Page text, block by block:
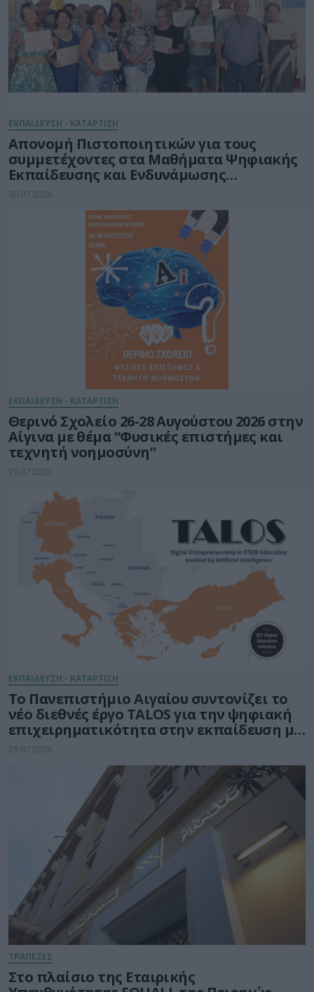
ΕΚΠΑΙΔΕΥΣΗ - ΚΑΤΑΡΤΙΣΗ
Απονομή Πιστοποιητικών για τους
συμμετέχοντες στα Μαθήματα Ψηφιακής
Εκπαίδευσης και Ενδυνάμωσης
Ηλικιωμένων του Δήμου Ηρακλείου
30.07.2026
ΕΚΠΑΙΔΕΥΣΗ - ΚΑΤΑΡΤΙΣΗ
Θερινό Σχολείο 26-28 Αυγούστου 2026 στην
Αίγινα με θέμα “Φυσικές επιστήμες και
τεχνητή νοημοσύνη”
29.07.2026
ΕΚΠΑΙΔΕΥΣΗ - ΚΑΤΑΡΤΙΣΗ
Το Πανεπιστήμιο Αιγαίου συντονίζει το
νέο διεθνές έργο TALOS για την ψηφιακή
επιχειρηματικότητα στην εκπαίδευση με
τη δύναμη της Τεχνητής Νοημοσύνης
29.07.2026
ΤΡΑΠΕΖΕΣ
Στο πλαίσιο της Εταιρικής